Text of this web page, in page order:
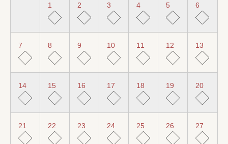
1 2 3 4 5 6
7 8 9 10 11 12 13
14 15 16 17 18 19 20
21 22 23 24 25 26 27